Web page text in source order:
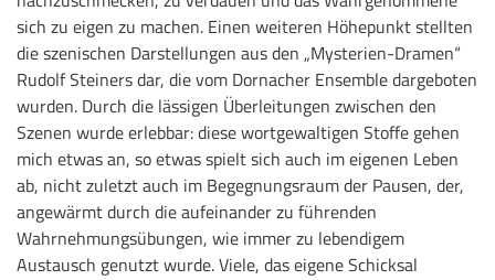
sich zu eigen zu machen. Einen weiteren Höhepunkt stellten
die szenischen Darstellungen aus den „Mysterien-Dramen“
Rudolf Steiners dar, die vom Dornacher Ensemble dargeboten
wurden. Durch die lässigen Überleitungen zwischen den
Szenen wurde erlebbar: diese wortgewaltigen Stoffe gehen
mich etwas an, so etwas spielt sich auch im eigenen Leben
ab, nicht zuletzt auch im Begegnungsraum der Pausen, der,
angewärmt durch die aufeinander zu führenden
Wahrnehmungsübungen, wie immer zu lebendigem
Austausch genutzt wurde. Viele, das eigene Schicksal